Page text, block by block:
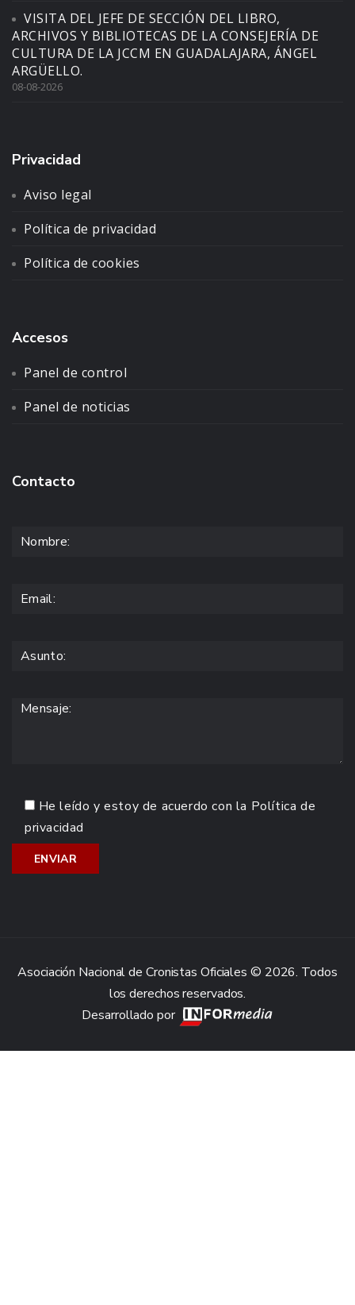
VISITA DEL JEFE DE SECCIÓN DEL LIBRO,
ARCHIVOS Y BIBLIOTECAS DE LA CONSEJERÍA DE
CULTURA DE LA JCCM EN GUADALAJARA, ÁNGEL
ARGÜELLO.
08-08-2026
Privacidad
Aviso legal
Política de privacidad
Política de cookies
Accesos
Panel de control
Panel de noticias
Contacto
He leído y estoy de acuerdo con la Política de
privacidad
Asociación Nacional de Cronistas Oficiales © 2026. Todos
los derechos reservados.
Desarrollado por